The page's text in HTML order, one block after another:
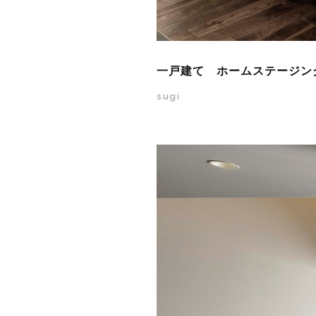
一戸建て ホームステージン
sugi